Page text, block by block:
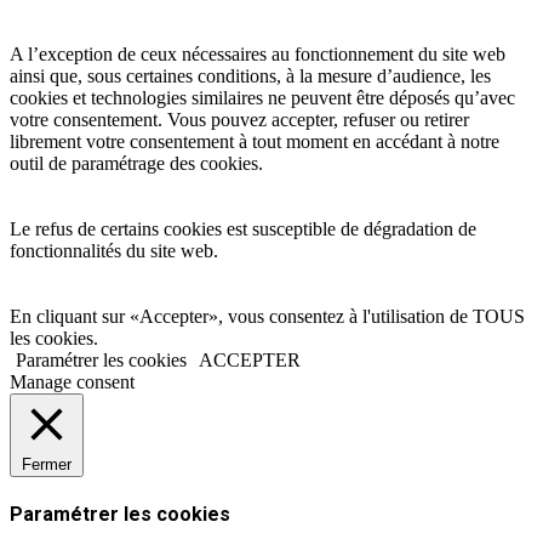
A l’exception de ceux nécessaires au fonctionnement du site web
ainsi que, sous certaines conditions, à la mesure d’audience, les
cookies et technologies similaires ne peuvent être déposés qu’avec
votre consentement. Vous pouvez accepter, refuser ou retirer
librement votre consentement à tout moment en accédant à notre
outil de paramétrage des cookies.
Le refus de certains cookies est susceptible de dégradation de
fonctionnalités du site web.
En cliquant sur «Accepter», vous consentez à l'utilisation de TOUS
les cookies.
Paramétrer les cookies
ACCEPTER
Manage consent
Fermer
Paramétrer les cookies